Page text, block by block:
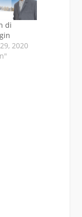
di
2020